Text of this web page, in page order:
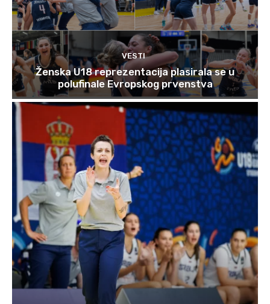
VESTI
Ženska U18 reprezentacija plasirala se u
polufinale Evropskog prvenstva